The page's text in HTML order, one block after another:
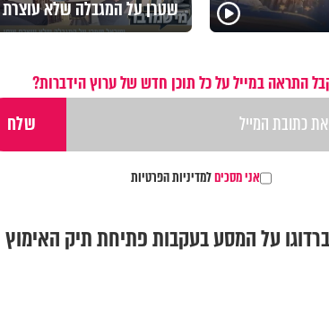
שטרן על המגבלה שלא עוצרת
התראה במייל על כל תוכן חדש של ערוץ הידברות?
אני מסכיםלמדיניות הפרטיות